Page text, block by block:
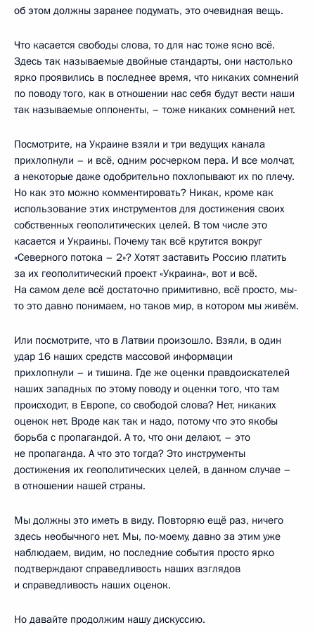
об этом должны заранее подумать, это очевидная вещь.
Что касается свободы слова, то для нас тоже ясно всё.
Здесь так называемые двойные стандарты, они настолько
ярко проявились в последнее время, что никаких сомнений
по поводу того, как в отношении нас себя будут вести наши
так называемые оппоненты, – тоже никаких сомнений нет.
Посмотрите, на Украине взяли и три ведущих канала
прихлопнули – и всё, одним росчерком пера. И все молчат,
а некоторые даже одобрительно похлопывают их по плечу.
Но как это можно комментировать? Никак, кроме как
использование этих инструментов для достижения своих
собственных геополитических целей. В том числе это
касается и Украины. Почему так всё крутится вокруг
«Северного потока – 2»? Хотят заставить Россию платить
за их геополитический проект «Украина», вот и всё.
На самом деле всё достаточно примитивно, всё просто, мы-
то это давно понимаем, но таков мир, в котором мы живём.
Или посмотрите, что в Латвии произошло. Взяли, в один
удар 16 наших средств массовой информации
прихлопнули – и тишина. Где же оценки правдоискателей
наших западных по этому поводу и оценки того, что там
происходит, в Европе, со свободой слова? Нет, никаких
оценок нет. Вроде как так и надо, потому что это якобы
борьба с пропагандой. А то, что они делают, – это
не пропаганда. А что это тогда? Это инструменты
достижения их геополитических целей, в данном случае –
в отношении нашей страны.
Мы должны это иметь в виду. Повторяю ещё раз, ничего
здесь необычного нет. Мы, по-моему, давно за этим уже
наблюдаем, видим, но последние события просто ярко
подтверждают справедливость наших взглядов
и справедливость наших оценок.
Но давайте продолжим нашу дискуссию.